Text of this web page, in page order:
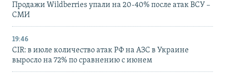
Продажи Wildberries упали на 20-40% после атак ВСУ –
СМИ
19:46
CIR: в июле количество атак РФ на АЗС в Украине
выросло на 72% по сравнению с июнем